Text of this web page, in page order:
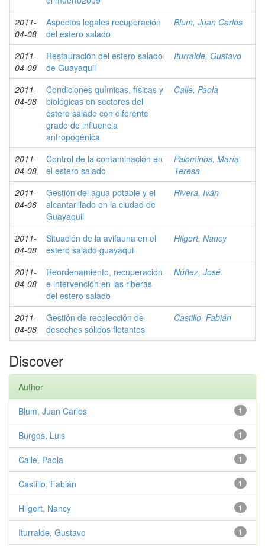
2011-
04-08
Aspectos legales recuperación
del estero salado
Blum, Juan Carlos
2011-
04-08
Restauración del estero salado
de Guayaquil
Iturralde, Gustavo
2011-
04-08
Condiciones químicas, físicas y
biológicas en sectores del
estero salado con diferente
grado de influencia
antropogénica
Calle, Paola
2011-
04-08
Control de la contaminación en
el estero salado
Palominos, María
Teresa
2011-
04-08
Gestión del agua potable y el
alcantarillado en la ciudad de
Guayaquil
Rivera, Iván
2011-
04-08
Situación de la avifauna en el
estero salado guayaqui
Hilgert, Nancy
2011-
04-08
Reordenamiento, recuperación
e intervención en las riberas
del estero salado
Núñez, José
2011-
04-08
Gestión de recolección de
desechos sólidos flotantes
Castillo, Fabián
Discover
Author
1
Blum, Juan Carlos
1
Burgos, Luis
1
Calle, Paola
1
Castillo, Fabián
1
Hilgert, Nancy
1
Iturralde, Gustavo